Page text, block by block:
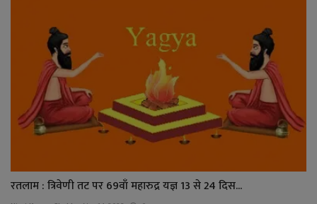
रतलाम : त्रिवेणी तट पर 69वाँ महारुद्र यज्ञ 13 से 24 दिस...